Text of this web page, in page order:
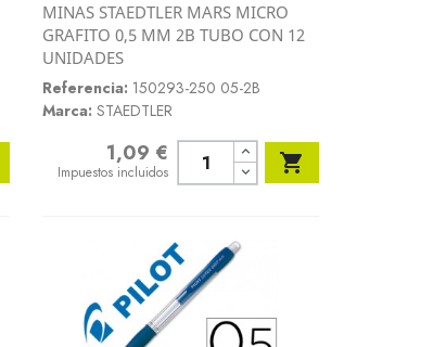
Vista rápida
MINAS STAEDTLER MARS MICRO
GRAFITO 0,5 MM 2B TUBO CON 12
UNIDADES
Referencia: 150293-250 05-2B
Marca: STAEDTLER
1,09 €
Impuestos incluidos 